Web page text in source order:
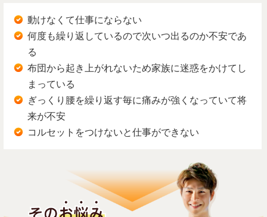
動けなくて仕事にならない
何度も繰り返しているので次いつ出るのか不安であ
る
布団から起き上がれないため家族に迷惑をかけてし
まっている
ぎっくり腰を繰り返す毎に痛みが強くなっていて将
来が不安
コルセットをつけないと仕事ができない